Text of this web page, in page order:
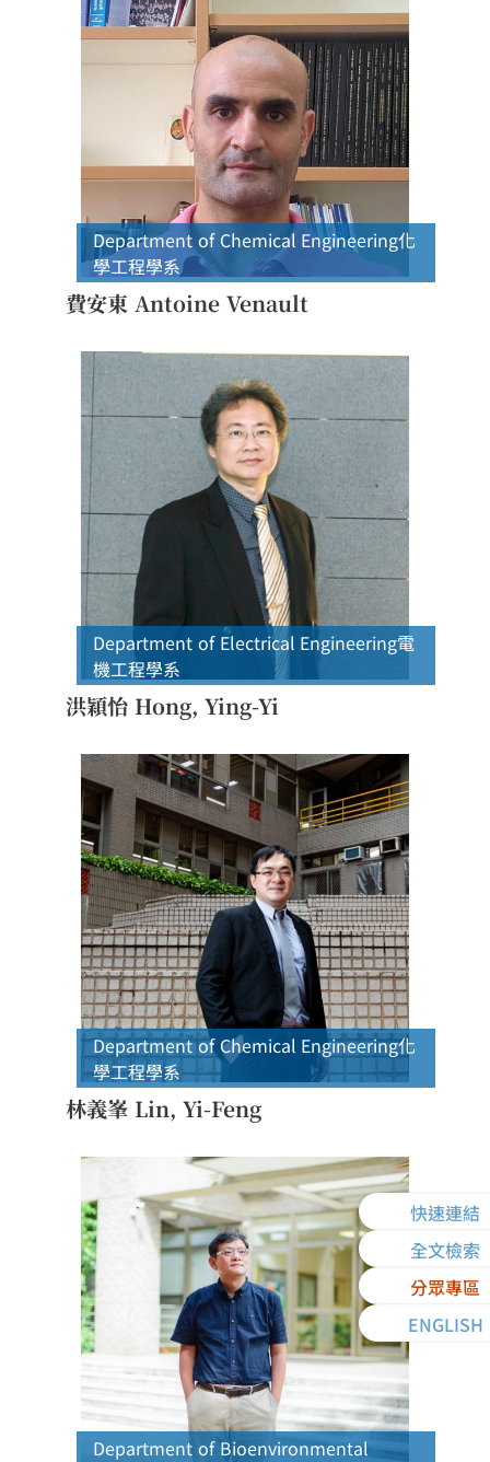
快速連結
全文檢索
分眾專區
ENGLISH
Department of Chemical Engineering化
學工程學系
費安東 Antoine Venault
Department of Electrical Engineering電
機工程學系
洪穎怡 Hong, Ying-Yi
Department of Chemical Engineering化
學工程學系
林義峯 Lin, Yi-Feng
Department of Bioenvironmental